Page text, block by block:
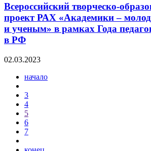
Всероссийский творческо-
проект РАХ «Академики –
и ученым» в рамках Года
в РФ
02.03.2023
начало
3
4
5
6
7